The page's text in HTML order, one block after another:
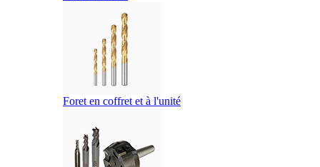
Foret en coffret et à l'unité